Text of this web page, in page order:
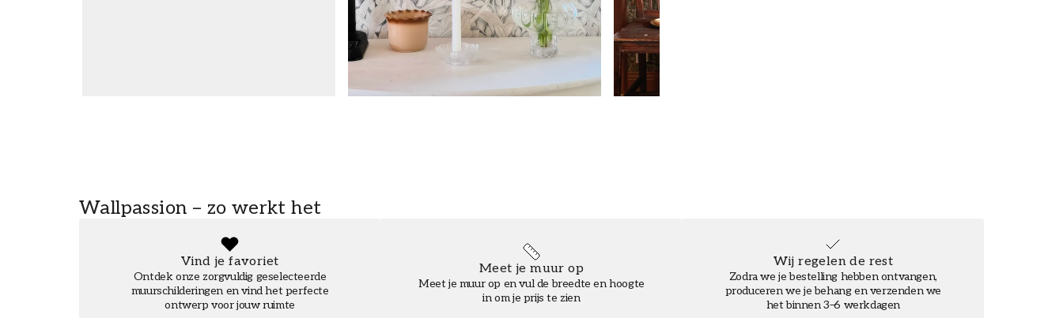
Wallpassion – zo werkt het
Vind je favoriet
Ontdek onze zorgvuldig geselecteerde
muurschilderingen en vind het perfecte
ontwerp voor jouw ruimte
Meet je muur op
Meet je muur op en vul de breedte en hoogte
in om je prijs te zien
Wij regelen de rest
Zodra we je bestelling hebben ontvangen,
produceren we je behang en verzenden we
het binnen 3–6 werkdagen